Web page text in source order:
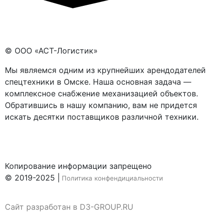
© ООО «АСТ-Логистик»
Мы являемся одним из крупнейших арендодателей
спецтехники в Омске. Наша основная задача —
комплексное снабжение механизацией объектов.
Обратившись в нашу компанию, вам не придется
искать десятки поставщиков различной техники.
Копирование информации запрещено
© 2019-2025 |
Политика конфендициальности
Сайт разработан в D3-GROUP.RU